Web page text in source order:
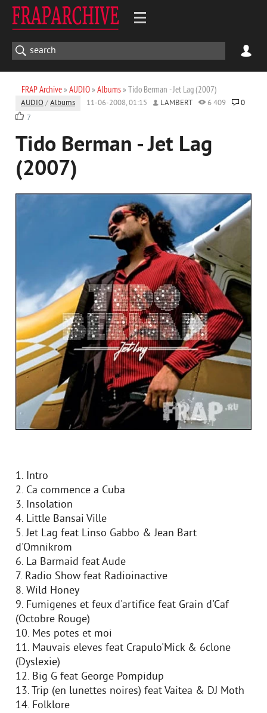
FRAP Archive» AUDIO» Albums» Tido Berman - Jet Lag (2007)
AUDIO /Albums 11-06-2008, 01:15 LAMBERT 6 409
0
7
Tido Berman - Jet Lag
(2007)
1. Intro
2. Ca commence a Cuba
3. Insolation
4. Little Bansai Ville
5. Jet Lag feat Linso Gabbo & Jean Bart
d'Omnikrom
6. La Barmaid feat Aude
7. Radio Show feat Radioinactive
8. Wild Honey
9. Fumigenes et feux d'artifice feat Grain d'Caf
(Octobre Rouge)
10. Mes potes et moi
11. Mauvais eleves feat Crapulo'Mick & 6clone
(Dyslexie)
12. Big G feat George Pompidup
13. Trip (en lunettes noires) feat Vaitea & DJ Moth
14. Folklore